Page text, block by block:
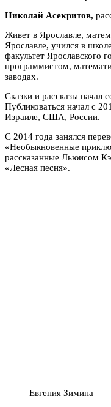
Николай Асекритов,
Живет в Ярославле,
Ярославле, учился в
факультет Ярославского
программистом,
заводах.
Сказки и рассказы начал
Публиковаться начал с
Израиле, США, России.
С 2014 года занялся
«Необыкновенные
рассказанные Льюисом
«Лесная песня».
Евгения Зимина